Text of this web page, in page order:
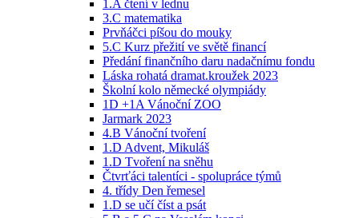
1.A čtení v lednu
3.C matematika
Prvňáčci píšou do mouky
5.C Kurz přežití ve světě financí
Předání finančního daru nadačnímu fondu
Láska rohatá dramat.kroužek 2023
Školní kolo německé olympiády
1D +1A Vánoční ZOO
Jarmark 2023
4.B Vánoční tvoření
1.D Advent, Mikuláš
1.D Tvoření na sněhu
Čtvrťáci talentíci - spolupráce týmů
4. třídy Den řemesel
1.D se učí číst a psát